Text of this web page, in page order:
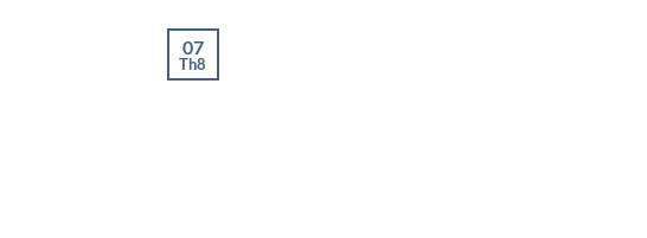
07
Th8